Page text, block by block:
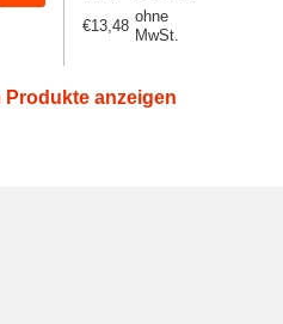
Regulärer
€13,48
ohne
MwSt.
anzeigen